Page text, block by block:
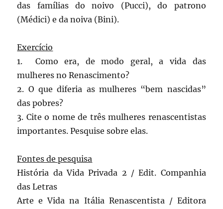
das famílias do noivo (Pucci), do patrono
(Médici) e da noiva (Bini).
Exercício
1. Como era, de modo geral, a vida das
mulheres no Renascimento?
2. O que diferia as mulheres “bem nascidas”
das pobres?
3. Cite o nome de três mulheres renascentistas
importantes. Pesquise sobre elas.
Fontes de pesquisa
História da Vida Privada 2 / Edit. Companhia
das Letras
Arte e Vida na Itália Renascentista / Editora